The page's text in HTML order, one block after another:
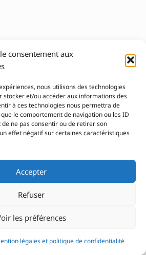
consentement aux
nous utilisons des technologies
stocker et/ou accéder aux informations des
à ces technologies nous permettra de
le comportement de navigation ou les ID
de ne pas consentir ou de retirer son
effet négatif sur certaines caractéristiques
Accepter
Refuser
les préférences
légales et politique de confidentialité